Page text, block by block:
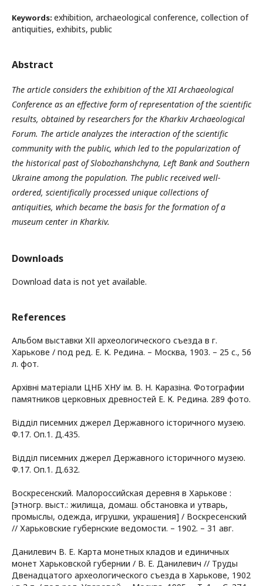
Keywords: еxhibition, archaeological conference, collection of
antiquities, exhibits, public
Abstract
The article considers the exhibition of the XII Archaeological
Conference as an effective form of representation of the scientific
results, obtained by researchers for the Kharkiv Archaeological
Forum. The article analyzes the interaction of the scientific
community with the public, which led to the popularization of
the historical past of Slobozhanshchyna, Left Bank and Southern
Ukraine among the population. The public received well-
ordered, scientifically processed unique collections of
antiquities, which became the basis for the formation of a
museum center in Kharkiv.
Downloads
Download data is not yet available.
References
Альбом выставки ХІІ археологического съезда в г.
Харькове / под ред. Е. К. Редина. – Москва, 1903. – 25 с., 56
л. фот.
Архівні матеріали ЦНБ ХНУ ім. В. Н. Каразіна. Фотографии
памятников церковных древностей Е. К. Редина. 289 фото.
Відділ писемних джерел Державного історичного музею.
Ф.17. Оп.1. Д.435.
Відділ писемних джерел Державного історичного музею.
Ф.17. Оп.1. Д.632.
Воскресенский. Малороссийская деревня в Харькове :
[этногр. выст.: жилища, домаш. обстановка и утварь,
промыслы, одежда, игрушки, украшения] / Воскресенский
// Харьковские губернские ведомости. – 1902. – 31 авг.
Данилевич В. Е. Карта монетных кладов и единичных
монет Харьковской губернии / В. Е. Данилевич // Труды
Двенадцатого археологического съезда в Харькове, 1902